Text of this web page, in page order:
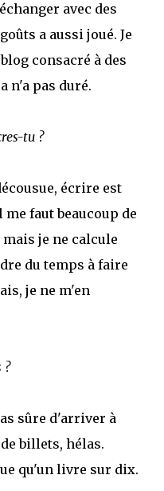
avec des
a aussi joué. Je
consacré à des
n'a pas duré.
tu ?
écrire est
faut beaucoup de
je ne calcule
du temps à faire
je ne m'en
?
sûre d'arriver à
billets, hélas.
qu'un livre sur dix.